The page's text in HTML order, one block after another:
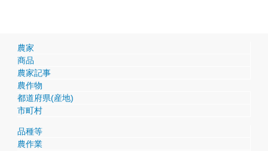
農家
商品
農家記事
農作物
都道府県(産地)
市町村
品種等
農作業